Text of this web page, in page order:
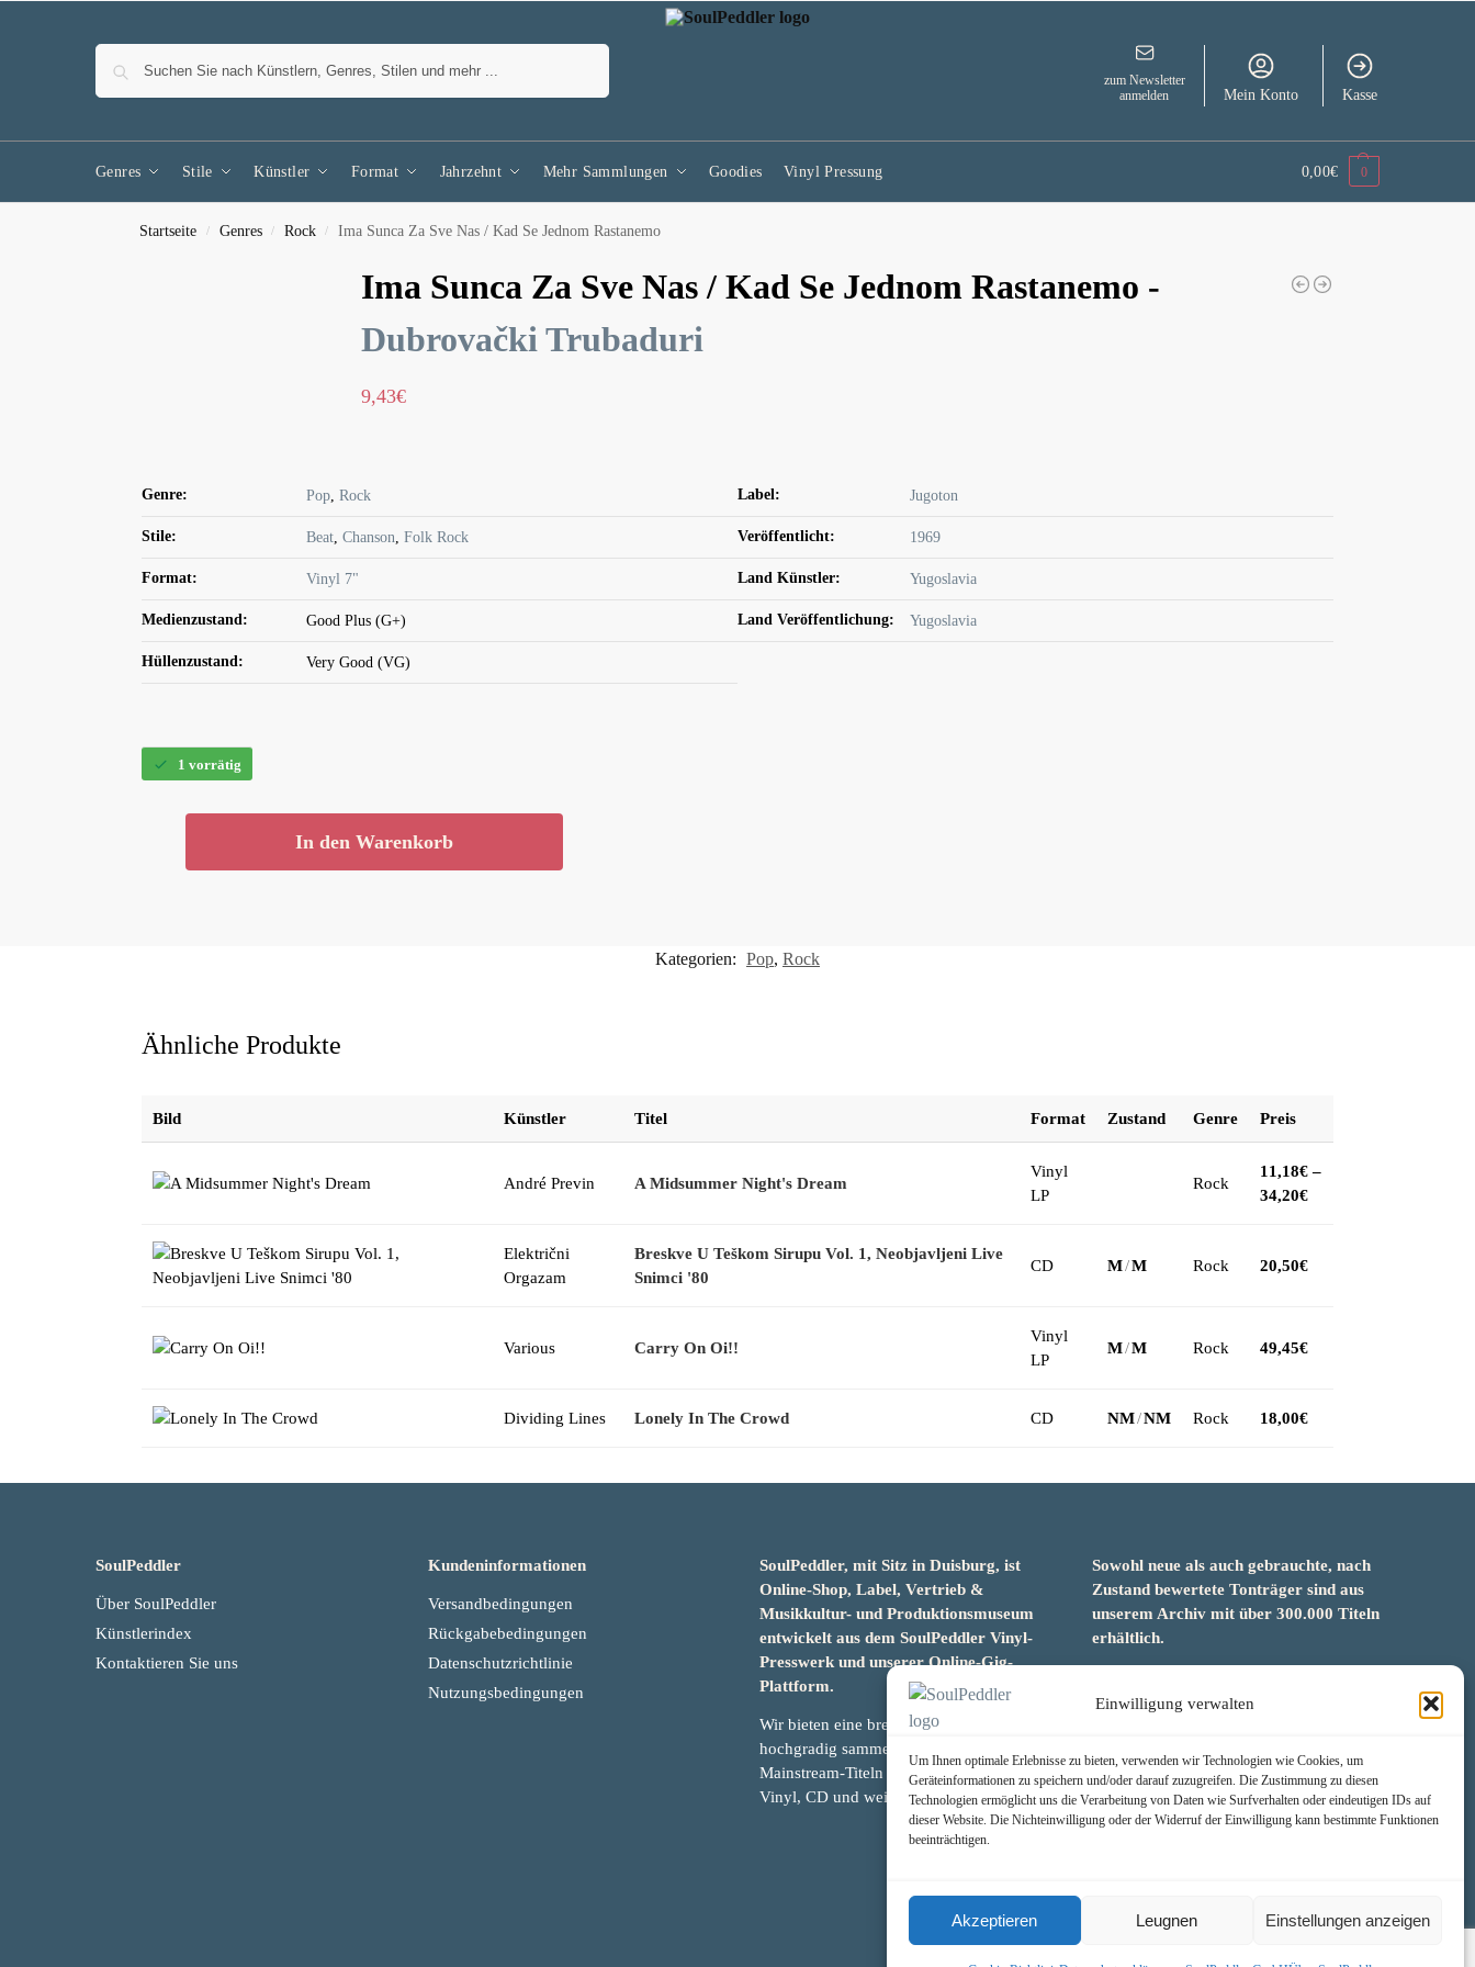
Einwilligung verwalten
Um Ihnen optimale Erlebnisse zu bieten, verwenden wir Technologien wie Cookies, um
Geräteinformationen zu speichern und/oder darauf zuzugreifen. Die Zustimmung zu diesen
Technologien ermöglicht uns die Verarbeitung von Daten wie Surfverhalten oder eindeutigen IDs auf
dieser Website. Die Nichteinwilligung oder der Widerruf der Einwilligung kann bestimmte Funktionen
beeinträchtigen.
Akzeptieren Leugnen Einstellungen anzeigen
zum Newsletter
anmelden
Mein Konto Kasse
Genres Stile Künstler Format Jahrzehnt Mehr Sammlungen Goodies Vinyl Pressung 0,00€ 0
Startseite / Genres / Rock / Ima Sunca Za Sve Nas / Kad Se Jednom Rastanemo
Ima Sunca Za Sve Nas / Kad Se Jednom Rastanemo -
Dubrovački Trubaduri
9,43€
Genre: Pop, Rock
Stile: Beat, Chanson, Folk Rock
Format: Vinyl 7"
Medienzustand: Good Plus (G+)
Hüllenzustand: Very Good (VG)
Label: Jugoton
Veröffentlicht: 1969
Land Künstler: Yugoslavia
Land Veröffentlichung: Yugoslavia
1 vorrätig
In den Warenkorb
Kategorien: Pop, Rock
Ähnliche Produkte
Bild Künstler Titel Format Zustand Genre Preis
André Previn A Midsummer Night's Dream
Vinyl
LP
Rock
11,18€ –
34,20€
Električni
Orgazam
Breskve U Teškom Sirupu Vol. 1, Neobjavljeni Live
Snimci '80
CD M/M Rock 20,50€
Various Carry On Oi!!
Vinyl
LP
M/M Rock 49,45€
Dividing Lines Lonely In The Crowd CD NM/NM Rock 18,00€
SoulPeddler
Über SoulPeddler
Künstlerindex
Kontaktieren Sie uns
Kundeninformationen
Versandbedingungen
Rückgabebedingungen
Datenschutzrichtlinie
Nutzungsbedingungen
SoulPeddler, mit Sitz in Duisburg, ist
Online-Shop, Label, Vertrieb &
Musikkultur- und Produktionsmuseum
entwickelt aus dem SoulPeddler Vinyl-
Presswerk und unserer Online-Gig-
Plattform.
Wir bieten eine breite Auswahl an sowohl
hochgradig sammelwürdigen als auch
Mainstream-Titeln und -Formaten auf
Vinyl, CD und weiteren Medien.
Sowohl neue als auch gebrauchte, nach
Zustand bewertete Tonträger sind aus
unserem Archiv mit über 300.000 Titeln
erhältlich.
unabhängige Künstler und Labels ein und
in der Musikindustrie.
SoulPeddler Mailorder, Records & Vinyl
© 2025 SoulPeddler GmbH®